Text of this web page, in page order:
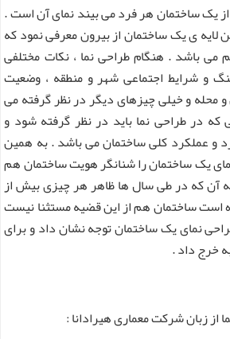
یک ساختمان هر فرد می بیند نمای آن است .
لایه ی یک ساختمان از بیرون معرفی نمود که
می باشد . هنگام طراحی نما ، نکات مختلفی
و شرایط اجتماعی شهر و منطقه ، وضعیت
محله و خیلی چیزهای دیگر در نظر گرفته می
در طراحی نما باید در نظر گرفته شود و
و عملکرد کلی ساختمان می باشد . به همین
یک ساختمان را شنانگر هویت ساختمان هم
آن که در طی سال ها ظاهر هر چیزی بیش از
ساختمان هم از این قضیه مستثنا نیست
نمای یک ساختمان توجه نشان داد و برای
خرج داد .
از زبان شرکت معماری هیرادانا :